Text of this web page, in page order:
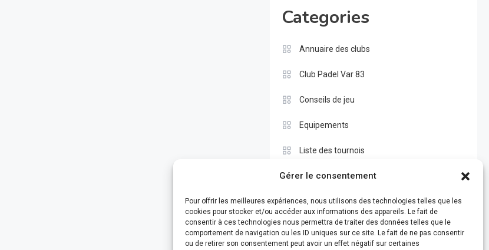
Gérer le consentement
Pour offrir les meilleures expériences, nous utilisons des technologies telles que les
cookies pour stocker et/ou accéder aux informations des appareils. Le fait de
consentir à ces technologies nous permettra de traiter des données telles que le
comportement de navigation ou les ID uniques sur ce site. Le fait de ne pas consentir
ou de retirer son consentement peut avoir un effet négatif sur certaines
Categories
Annuaire des clubs
Club Padel Var 83
Conseils de jeu
Equipements
Liste des tournois
Pros
Règle du padel
Test